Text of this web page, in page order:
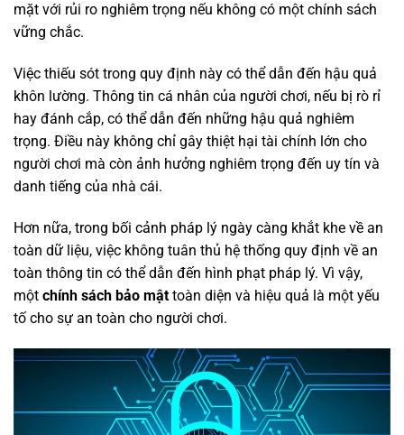
mặt với rủi ro nghiêm trọng nếu không có một chính sách
vững chắc.
Việc thiếu sót trong quy định này có thể dẫn đến hậu quả
khôn lường. Thông tin cá nhân của người chơi, nếu bị rò rỉ
hay đánh cắp, có thể dẫn đến những hậu quả nghiêm
trọng. Điều này không chỉ gây thiệt hại tài chính lớn cho
người chơi mà còn ảnh hưởng nghiêm trọng đến uy tín và
danh tiếng của nhà cái.
Hơn nữa, trong bối cảnh pháp lý ngày càng khắt khe về an
toàn dữ liệu, việc không tuân thủ hệ thống quy định về an
toàn thông tin có thể dẫn đến hình phạt pháp lý. Vì vậy,
một chính sách bảo mật toàn diện và hiệu quả là một yếu
tố cho sự an toàn cho người chơi.